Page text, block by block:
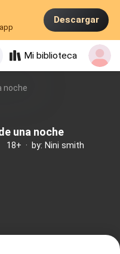
Descargar
Mi biblioteca
noche
una noche
18+ · by: Nini smith